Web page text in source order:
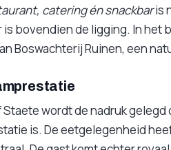
catering én snackbaris
is bovendien de ligging. In het
Boswachterij Ruinen, een
Staete wordt de nadruk
is. De eetgelegenheid